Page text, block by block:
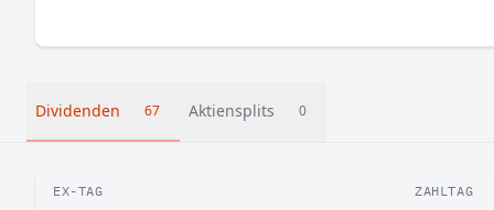
Dividenden 67 Aktiensplits 0
EX-TAG ZAHLTAG